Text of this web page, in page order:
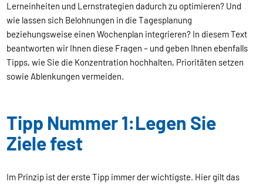
Lerneinheiten und Lernstrategien dadurch zu optimieren? Und
wie lassen sich Belohnungen in die Tagesplanung
beziehungsweise einen Wochenplan integrieren? In diesem Text
beantworten wir Ihnen diese Fragen – und geben Ihnen ebenfalls
Tipps, wie Sie die Konzentration hochhalten, Prioritäten setzen
sowie Ablenkungen vermeiden.
Tipp Nummer 1:Legen Sie
Ziele fest
Im Prinzip ist der erste Tipp immer der wichtigste. Hier gilt das